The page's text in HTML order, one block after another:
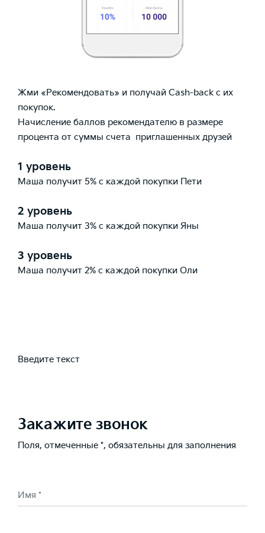
Жми «Рекомендовать» и получай Cash-back с их
покупок.
Начисление баллов рекомендателю в размере
процента от суммы счета приглашенных друзей
1 уровень
Маша получит 5% с каждой покупки Пети
2 уровень
Маша получит 3% с каждой покупки Яны
3 уровень
Маша получит 2% с каждой покупки Оли
Введите текст
Закажите звонок
Поля, отмеченные *, обязательны для заполнения
Имя *